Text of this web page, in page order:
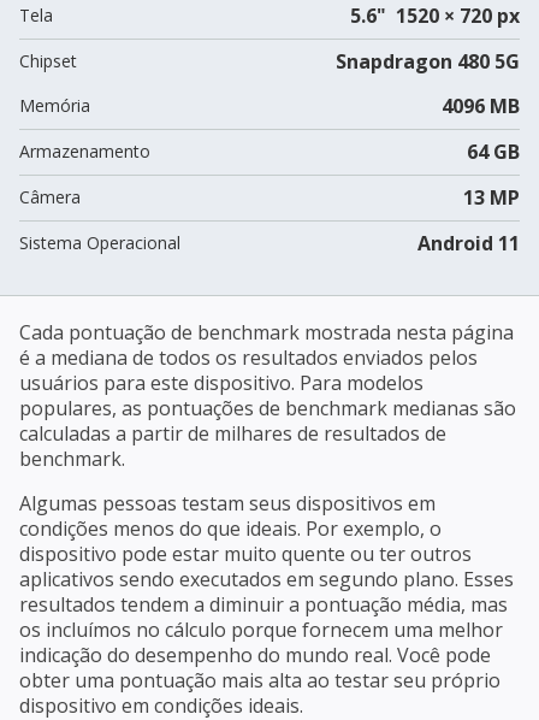
Tela 5.6" 1520 × 720 px
Chipset Snapdragon 480 5G
Memória 4096 MB
Armazenamento 64 GB
Câmera 13 MP
Sistema Operacional Android 11
Cada pontuação de benchmark mostrada nesta página
é a mediana de todos os resultados enviados pelos
usuários para este dispositivo. Para modelos
populares, as pontuações de benchmark medianas são
calculadas a partir de milhares de resultados de
benchmark.
Algumas pessoas testam seus dispositivos em
condições menos do que ideais. Por exemplo, o
dispositivo pode estar muito quente ou ter outros
aplicativos sendo executados em segundo plano. Esses
resultados tendem a diminuir a pontuação média, mas
os incluímos no cálculo porque fornecem uma melhor
indicação do desempenho do mundo real. Você pode
obter uma pontuação mais alta ao testar seu próprio
dispositivo em condições ideais.